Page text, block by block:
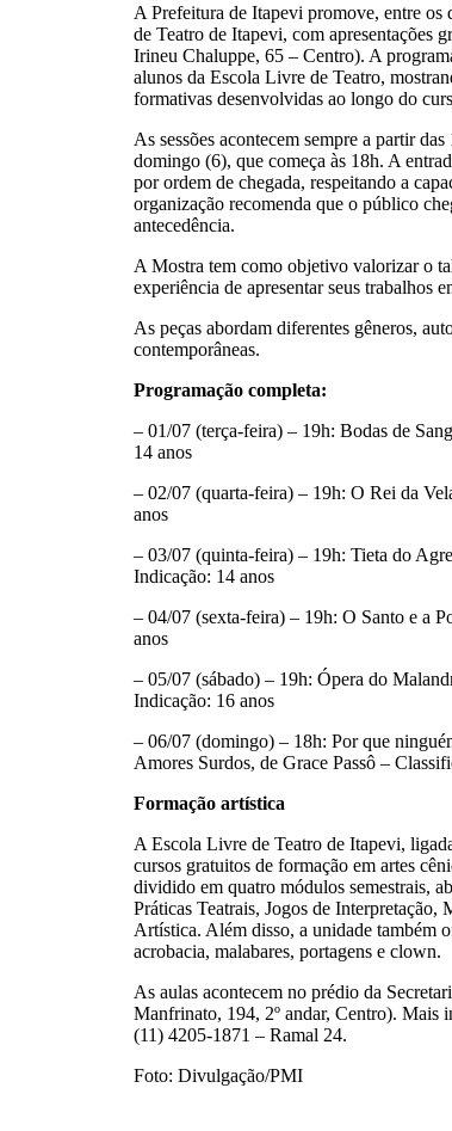
A Prefeitura de Itapevi promove, entre os
de Teatro de Itapevi, com apresentações
Irineu Chaluppe, 65 – Centro). A
alunos da Escola Livre de Teatro,
formativas desenvolvidas ao longo do
As sessões acontecem sempre a partir
domingo (6), que começa às 18h. A
por ordem de chegada, respeitando a
organização recomenda que o público
antecedência.
A Mostra tem como objetivo valorizar o
experiência de apresentar seus trabalhos
As peças abordam diferentes gêneros,
contemporâneas.
Programação completa:
– 01/07 (terça-feira) – 19h: Bodas de
14 anos
– 02/07 (quarta-feira) – 19h: O Rei da
anos
– 03/07 (quinta-feira) – 19h: Tieta do
Indicação: 14 anos
– 04/07 (sexta-feira) – 19h: O Santo e a
anos
– 05/07 (sábado) – 19h: Ópera do
Indicação: 16 anos
– 06/07 (domingo) – 18h: Por que
Amores Surdos, de Grace Passô –
Formação artística
A Escola Livre de Teatro de Itapevi,
cursos gratuitos de formação em artes
dividido em quatro módulos semestrais,
Práticas Teatrais, Jogos de Interpretação,
Artística. Além disso, a unidade também
acrobacia, malabares, portagens e clown.
As aulas acontecem no prédio da
Manfrinato, 194, 2º andar, Centro). Mais
(11) 4205-1871 – Ramal 24.
Foto: Divulgação/PMI